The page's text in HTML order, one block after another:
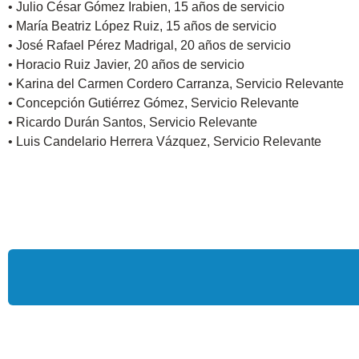
• Julio César Gómez Irabien, 15 años de servicio
• María Beatriz López Ruiz, 15 años de servicio
• José Rafael Pérez Madrigal, 20 años de servicio
• Horacio Ruiz Javier, 20 años de servicio
• Karina del Carmen Cordero Carranza, Servicio Relevante
• Concepción Gutiérrez Gómez, Servicio Relevante
• Ricardo Durán Santos, Servicio Relevante
• Luis Candelario Herrera Vázquez, Servicio Relevante